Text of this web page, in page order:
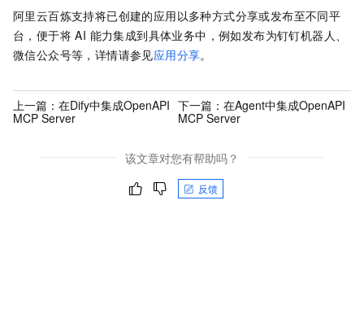
阿里云百炼支持将已创建的应用以多种方式分享或发布至不同平
台，便于将 AI 能力集成到具体业务中，例如发布为钉钉机器人、
微信公众号等，详情请参见应用分享。
上一篇： 在Dify中集成OpenAPI
MCP Server
下一篇：在Agent中集成OpenAPI
MCP Server
该文章对您有帮助吗？
反馈